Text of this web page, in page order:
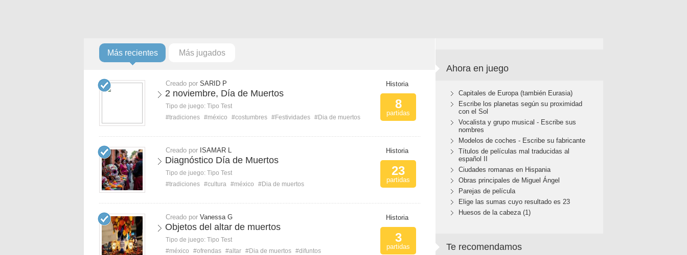
Más recientes Más jugados
Creado por SARID P
2 noviembre, Día de Muertos
Tipo de juego: Tipo Test
#tradiciones #méxico #costumbres #Festividades #Dia de muertos
Historia
8
partidas
Creado por ISAMAR L
Diagnóstico Día de Muertos
Tipo de juego: Tipo Test
#tradiciones #cultura #méxico #Dia de muertos
Historia
23
partidas
Creado por Vanessa G
Objetos del altar de muertos
Tipo de juego: Tipo Test
#méxico
#ofrendas #altar #Dia de muertos #difuntos
Historia
3
partidas
Ahora en juego
Capitales de Europa (también Eurasia)
Escribe los planetas según su proximidad
con el Sol
Vocalista y grupo musical - Escribe sus
nombres
Modelos de coches - Escribe su fabricante
Títulos de películas mal traducidas al
español II
Ciudades romanas en Hispania
Obras principales de Miguel Ángel
Parejas de película
Elige las sumas cuyo resultado es 23
Huesos de la cabeza (1)
Te recomendamos